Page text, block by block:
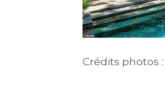
Crédits photos :